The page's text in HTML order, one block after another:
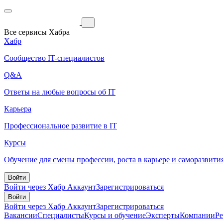
Все сервисы Хабра
Хабр
Сообщество IT-специалистов
Q&A
Ответы на любые вопросы об IT
Карьера
Профессиональное развитие в IT
Курсы
Обучение для смены профессии, роста в карьере и
Войти
Войти через Хабр АккаунтЗарегистрироваться
Войти
Войти через Хабр АккаунтЗарегистрироваться
ВакансииСпециалистыКурсы и обучениеЭкспертыКомпании